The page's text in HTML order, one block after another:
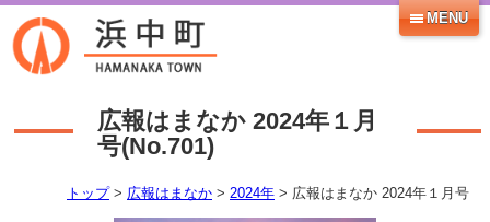
MENU
広報はまなか 2024年１月
号(No.701)
トップ> 広報はまなか > 2024年 > 広報はまなか 2024年１月号